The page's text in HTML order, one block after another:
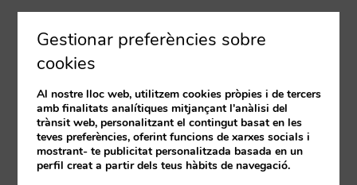
Gestionar preferències sobre
cookies
Al nostre lloc web, utilitzem cookies pròpies i de tercers
amb finalitats analítiques mitjançant l'anàlisi del
trànsit web, personalitzant el contingut basat en les
teves preferències, oferint funcions de xarxes socials i
mostrant- te publicitat personalitzada basada en un
perfil creat a partir dels teus hàbits de navegació.